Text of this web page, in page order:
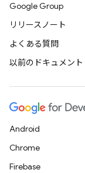
Google Group
リリースノート
よくある質問
以前のドキュメント
Android
Chrome
Firebase